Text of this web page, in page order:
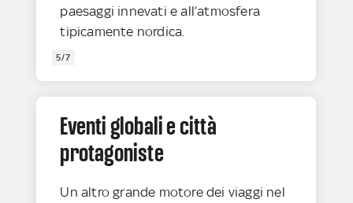
paesaggi innevati e all’atmosfera
tipicamente nordica.
5/7
Eventi globali e città
protagoniste
Un altro grande motore dei viaggi nel